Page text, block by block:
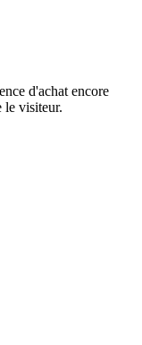
d'achat encore
le visiteur.